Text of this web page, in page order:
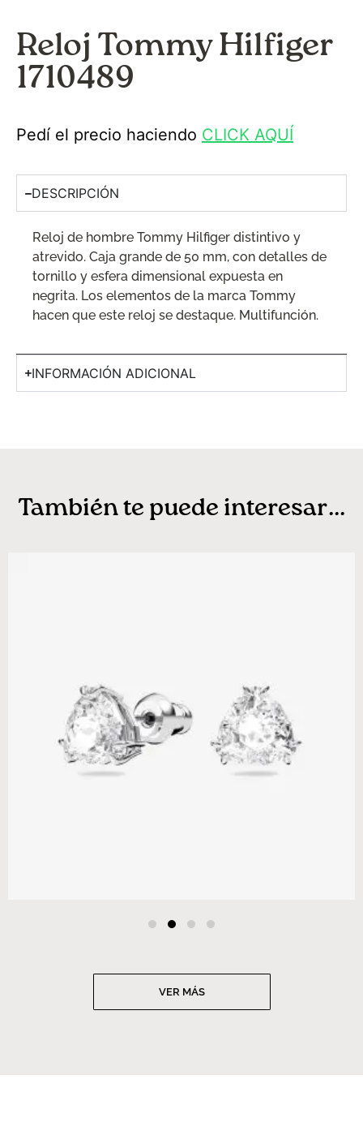
Reloj Tommy Hilfiger
1710489
Pedí el precio haciendo CLICK AQUÍ
DESCRIPCIÓN
Reloj de hombre Tommy Hilfiger distintivo y
atrevido. Caja grande de 50 mm, con detalles de
tornillo y esfera dimensional expuesta en
negrita. Los elementos de la marca Tommy
hacen que este reloj se destaque. Multifunción.
INFORMACIÓN ADICIONAL
También te puede interesar...
VER MÁS